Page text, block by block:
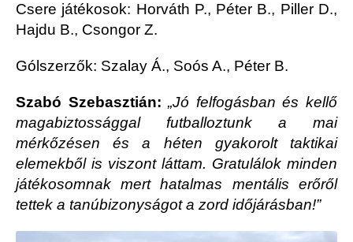
Csere játékosok: Horváth P., Péter B., Piller D.,
Hajdu B., Csongor Z.
Gólszerzők: Szalay Á., Soós A., Péter B.
Szabó Szebasztián:„Jó felfogásban és kellő
magabiztossággal futballoztunk a mai
mérkőzésen és a héten gyakorolt taktikai
elemekből is viszont láttam. Gratulálok minden
játékosomnak mert hatalmas mentális erőről
tettek a tanúbizonyságot a zord időjárásban!”